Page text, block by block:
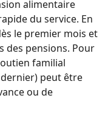
alimentaire
du service. En
le premier mois et
des pensions. Pour
familial
peut être
ou de